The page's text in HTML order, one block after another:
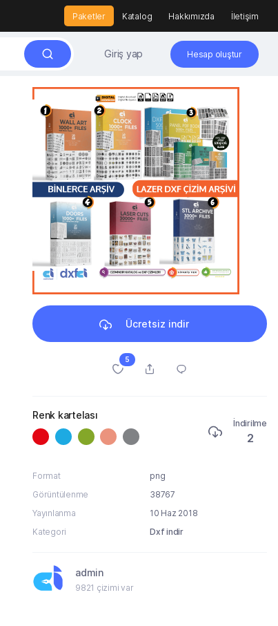
Paketler Katalog Hakkımızda İletişim
Giriş yap Hesap oluştur
Ücretsiz indir
5
Renk kartelası
İndirilme
2
Format
png
Görüntülenme
38767
Yayınlanma
10 Haz 2018
Kategori
Dxf indir
admin
9821 çizimi var